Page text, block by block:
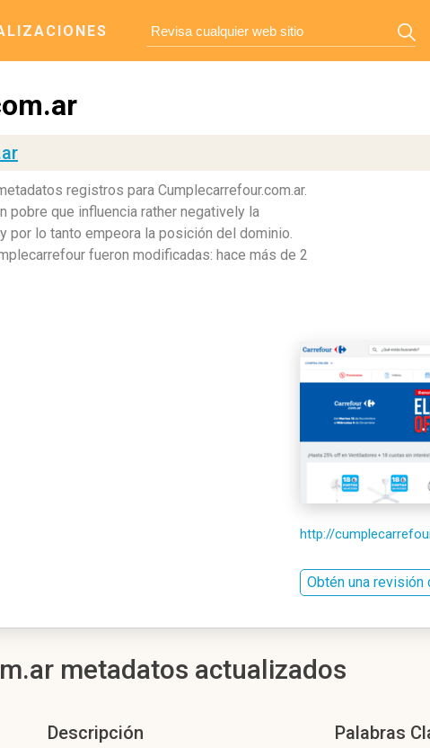
registros para Cumplecarrefour.com.ar.
pobre que influencia rather negatively la
por lo tanto empeora la posición del dominio.
fueron modificadas: hace más de 2
http://
Obtén una revisión
metadatos actualizados
Descripción Palabras